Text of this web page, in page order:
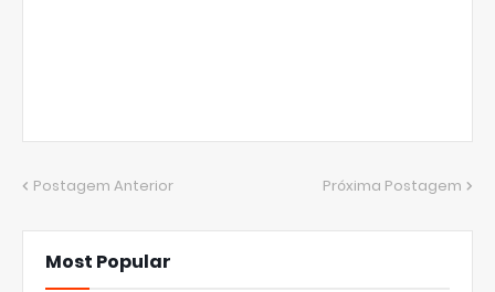
Postagem Anterior Próxima Postagem
Most Popular